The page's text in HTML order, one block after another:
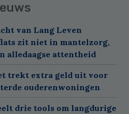
van Lang Leven
zit niet in mantelzorg,
alledaagse attentheid
trekt extra geld uit voor
ouderenwoningen
drie tools om langdurige